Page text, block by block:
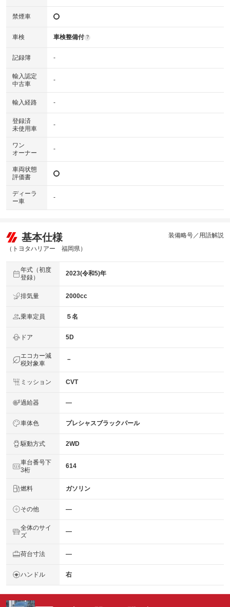
禁煙車
車検 車検整備付 ?
記録簿 -
輸入認定
中古車
-
輸入経路 -
登録済
未使用車
-
ワン
オーナー
-
車両状態
評価書
ディーラ
ー車
-
基本仕様
（トヨタハリアー 福岡県）
装備略号／用語解説
年式（初度
登録）
2023(令和5)年
排気量 2000cc
乗車定員 ５名
ドア 5D
エコカー減
税対象車
－
ミッション CVT
過給器 ―
車体色 プレシャスブラックパール
駆動方式 2WD
車台番号下
3桁
614
燃料 ガソリン
その他 ―
全体のサイ
ズ
―
荷台寸法 ―
ハンドル 右